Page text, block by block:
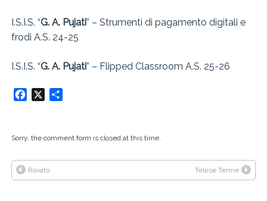
I.S.I.S. “G. A. Pujati” – Strumenti di pagamento digitali e
frodi A.S. 24-25
I.S.I.S. “G. A. Pujati” – Flipped Classroom A.S. 25-26
Facebook
Sorry, the comment form is closed at this time.
Rovato Telese Terme